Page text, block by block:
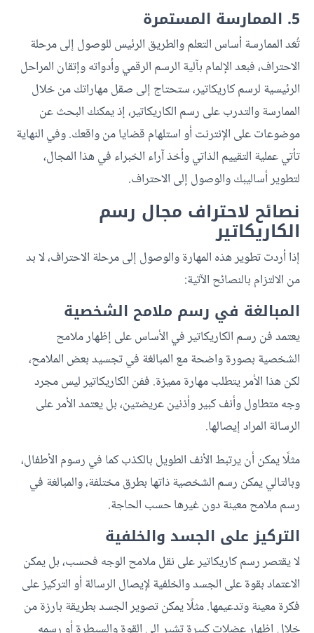
5. الممارسة المستمرة
تُعَد الممارسة أساس التعلم والطريق الرئيس للوصول إلى مرحلة
الاحتراف، فبعد الإلمام بآلية الرسم الرقمي وأدواته وإتقان المراحل
الرئيسية لرسم كاريكاتير، ستحتاج إلى صقل مهاراتك من خلال
الممارسة والتدرب على رسم الكاريكاتير، إذ يمكنك البحث عن
موضوعات على الإنترنت أو استلهام قضايا من واقعك. وفي النهاية
تأتي عملية التقييم الذاتي وأخذ آراء الخبراء في هذا المجال،
لتطوير أساليبك والوصول إلى الاحتراف.
نصائح لاحتراف مجال رسم
الكاريكاتير
إذا أردت تطوير هذه المهارة والوصول إلى مرحلة الاحتراف، لا بد
من الالتزام بالنصائح الآتية:
المبالغة في رسم ملامح الشخصية
يعتمد فن رسم الكاريكاتير في الأساس على إظهار ملامح
الشخصية بصورة واضحة مع المبالغة في تجسيد بعض الملامح،
لكن هذا الأمر يتطلب مهارة مميزة. ففن الكاريكاتير ليس مجرد
وجه متطاول وأنف كبير وأذنين عريضتين، بل يعتمد الأمر على
الرسالة المراد إيصالها.
مثلًا يمكن أن يرتبط الأنف الطويل بالكذب كما في رسوم الأطفال،
وبالتالي يمكن رسم الشخصية ذاتها بطرق مختلفة، والمبالغة في
رسم ملامح معينة دون غيرها حسب الحاجة.
التركيز على الجسد والخلفية
لا يقتصر رسم كاريكاتير على نقل ملامح الوجه فحسب، بل يمكن
الاعتماد بقوة على الجسد والخلفية لإيصال الرسالة أو التركيز على
فكرة معينة وتدعيمها. مثلًا يمكن تصوير الجسد بطريقة بارزة من